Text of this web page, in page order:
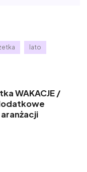
lato
WAKACJE /